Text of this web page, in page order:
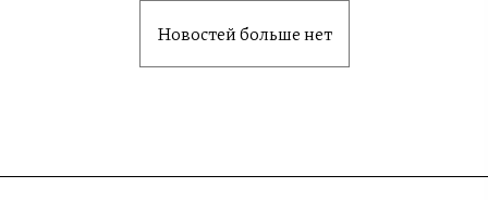
Новостей больше нет